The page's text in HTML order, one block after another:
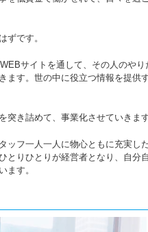
ずです。
サイトを通して、その人のや
ます。世の中に役立つ情報を提供
き詰めて、事業化させていきます
フ一人一人に物心ともに充実し
とりひとりが経営者となり、自分
ます。